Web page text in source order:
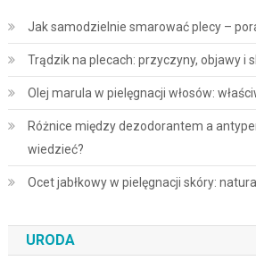
Jak samodzielnie smarować plecy –
Trądzik na plecach: przyczyny, objawy i
Olej marula w pielęgnacji włosów:
Różnice między dezodorantem a
wiedzieć?
Ocet jabłkowy w pielęgnacji skóry:
URODA